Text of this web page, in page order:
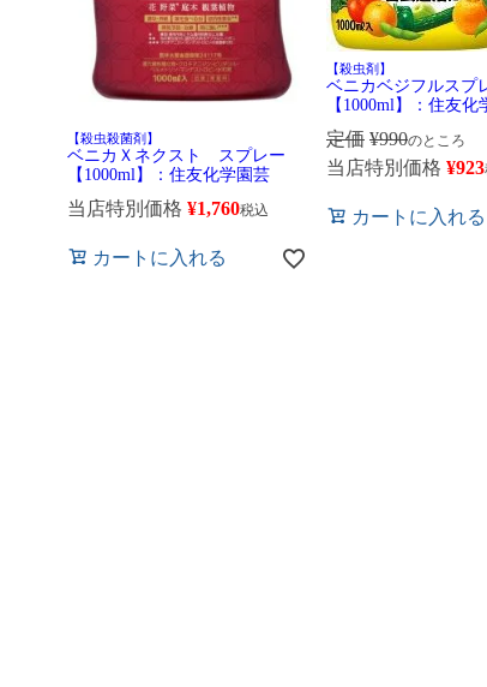
【殺虫殺菌剤】
ベニカＸネクスト スプレー
【1000ml】：住友化学園芸
当店特別価格 ¥1,760税込
カートに入れる
【殺虫剤】
ベニカベジフルスプ
【1000ml】：住友化
定価 ¥990のところ
当店特別価格 ¥923
カートに入れる